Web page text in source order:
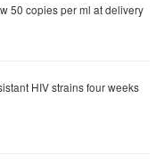
50 copies per ml at delivery
HIV strains four weeks